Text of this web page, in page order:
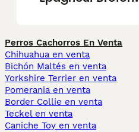
Perros Cachorros En Venta
Chihuahua en venta
Bichón Maltés en venta
Yorkshire Terrier en venta
Pomerania en venta
Border Collie en venta
Teckel en venta
Caniche Toy en venta